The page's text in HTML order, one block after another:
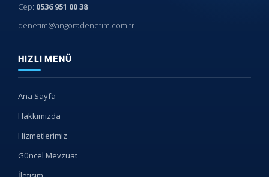
Cep: 0536 951 00 38
denetim@angoradenetim.com.tr
HIZLI MENÜ
Ana Sayfa
Hakkımızda
Hizmetlerimiz
Güncel Mevzuat